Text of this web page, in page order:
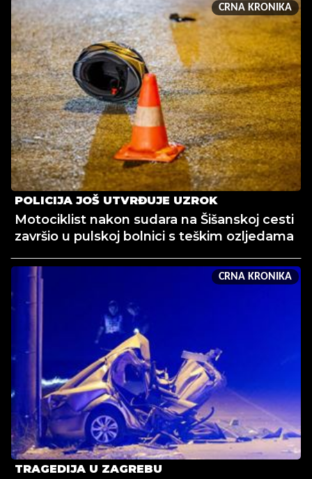
CRNA KRONIKA
POLICIJA JOŠ UTVRĐUJE UZROK
Motociklist nakon sudara na Šišanskoj cesti
završio u pulskoj bolnici s teškim ozljedama
CRNA KRONIKA
TRAGEDIJA U ZAGREBU